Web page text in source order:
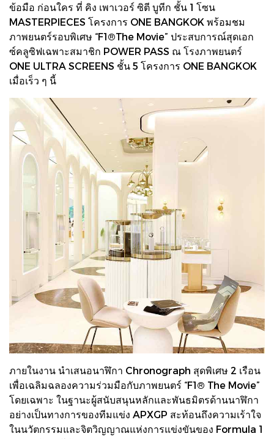
ข้อมือ ก่อนใคร ที่ คิง เพาเวอร์ ซิตี บูทีก ชั้น 1 โซน
MASTERPIECES โครงการ ONE BANGKOK พร้อมชม
ภาพยนตร์รอบพิเศษ “F1®The Movie” ประสบการณ์สุดเอก
ซ์คลูซิฟเฉพาะสมาชิก POWER PASS ณ โรงภาพยนตร์
ONE ULTRA SCREENS ชั้น 5 โครงการ ONE BANGKOK
เมื่อเร็ว ๆ นี้
ภายในงาน นำเสนอนาฬิกา Chronograph สุดพิเศษ 2 เรือน
เพื่อเฉลิมฉลองความร่วมมือกับภาพยนตร์ “F1®️ The Movie”
โดยเฉพาะ ในฐานะผู้สนับสนุนหลักและพันธมิตรด้านนาฬิกา
อย่างเป็นทางการของทีมแข่ง APXGP สะท้อนถึงความเร้าใจ
ในนวัตกรรมและจิตวิญญาณแห่งการแข่งขันของ Formula 1